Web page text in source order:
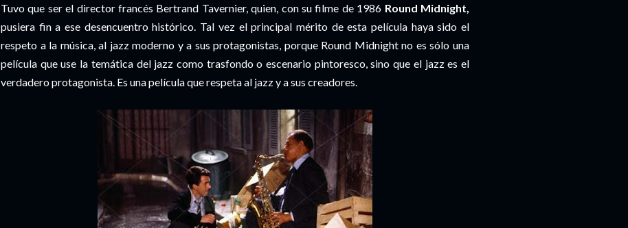
Tuvo que ser el director francés Bertrand Tavernier, quien, con su filme de 1986 Round Midnight,
pusiera fin a ese desencuentro histórico. Tal vez el principal mérito de esta película haya sido el
respeto a la música, al jazz moderno y a sus protagonistas, porque Round Midnight no es sólo una
película que use la temática del jazz como trasfondo o escenario pintoresco, sino que el jazz es el
verdadero protagonista. Es una película que respeta al jazz y a sus creadores.